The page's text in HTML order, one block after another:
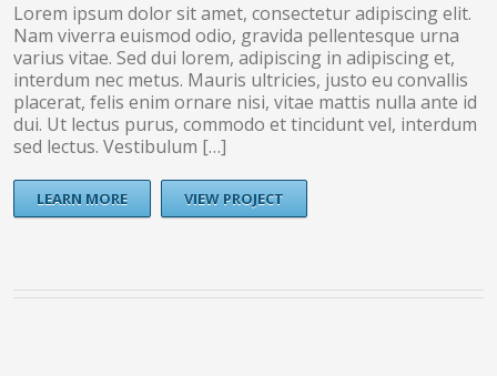
Lorem ipsum dolor sit amet, consectetur adipiscing elit.
Nam viverra euismod odio, gravida pellentesque urna
varius vitae. Sed dui lorem, adipiscing in adipiscing et,
interdum nec metus. Mauris ultricies, justo eu convallis
placerat, felis enim ornare nisi, vitae mattis nulla ante id
dui. Ut lectus purus, commodo et tincidunt vel, interdum
sed lectus. Vestibulum […]
LEARN MORE VIEW PROJECT